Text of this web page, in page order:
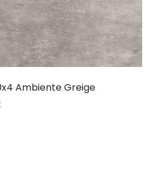
Ambiente Greige